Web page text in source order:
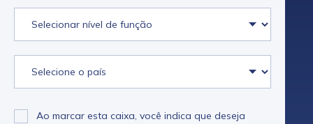
Ao marcar esta caixa, você indica que deseja